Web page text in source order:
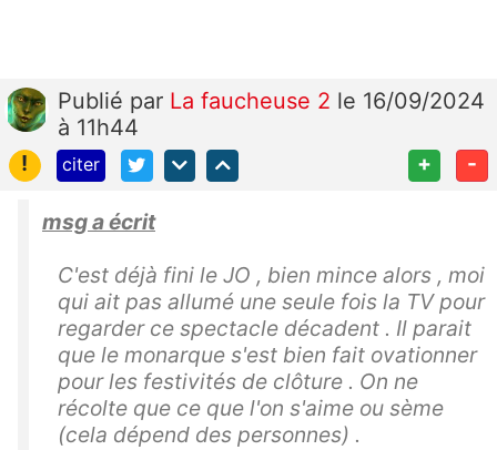
Publié par La faucheuse 2 le 16/09/2024
à 11h44
!
citer + -
msg a écrit
C'est déjà fini le JO , bien mince alors , moi
qui ait pas allumé une seule fois la TV pour
regarder ce spectacle décadent . Il parait
que le monarque s'est bien fait ovationner
pour les festivités de clôture . On ne
récolte que ce que l'on s'aime ou sème
(cela dépend des personnes) .